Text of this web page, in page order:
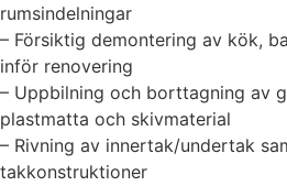
rumsindelningar
– Försiktig demontering av kök,
inför renovering
– Uppbilning och borttagning av
plastmatta och skivmaterial
– Rivning av innertak/undertak
takkonstruktioner